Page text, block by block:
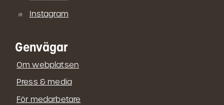
Instagram
Genvägar
Om webplatsen
Press & media
För medarbetare